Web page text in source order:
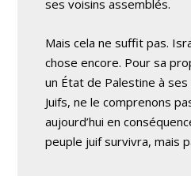
ses voisins assemblés.
Mais cela ne suffit pas.
chose encore. Pour sa
un État de Palestine à
Juifs, ne le comprenons
aujourd’hui en
peuple juif survivra, mais